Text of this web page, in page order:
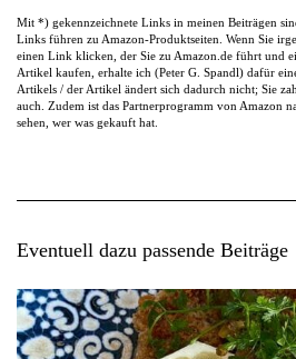
Mit *) gekennzeichnete Links in meinen Beiträgen
Links führen zu Amazon-Produktseiten. Wenn Sie
einen Link klicken, der Sie zu Amazon.de führt und
Artikel kaufen, erhalte ich (Peter G. Spandl) dafür
Artikels / der Artikel ändert sich dadurch nicht; Sie
auch. Zudem ist das Partnerprogramm von Amazon
sehen, wer was gekauft hat.
Eventuell dazu passende Beiträge